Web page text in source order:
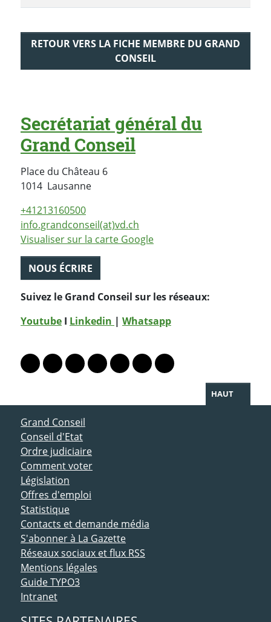
RETOUR VERS LA FICHE MEMBRE DU GRAND
CONSEIL
Secrétariat général du
Grand Conseil
Place du Château 6
1014 LausanneSuisse
+41213160500
info.grandconseil(at)vd.ch
Visualiser sur la carte Google
NOUS ÉCRIRE
Suivez le Grand Conseil sur les réseaux:
Youtube I Linkedin | Whatsapp
Lien vers le profil Mastodon
Lien vers le profil Bluesky
Lien vers le profil Instagram
Lien vers le profil Linkedin
Lien vers le profil Facebook
Lien vers le profil Twitter
Partager par WhatsApp
HAUT
ACCÈS DIRECT
Grand Conseil
Conseil d'Etat
Ordre judiciaire
Comment voter
Législation
Offres d'emploi
Statistique
Contacts et demande média
S'abonner à La Gazette
Réseaux sociaux et flux RSS
Mentions légales
Guide TYPO3
Intranet